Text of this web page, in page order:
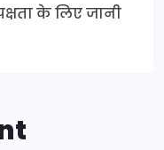
के लिए जानी